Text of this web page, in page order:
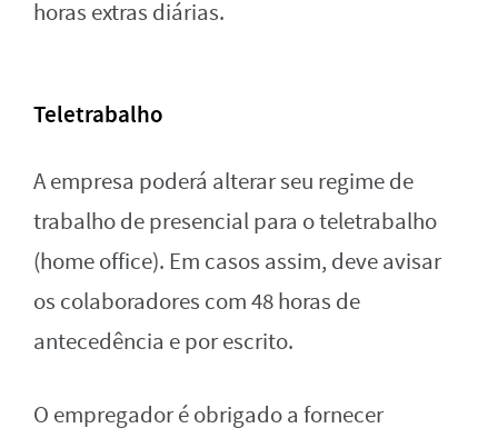
horas extras diárias.
Teletrabalho
A empresa poderá alterar seu regime de
trabalho de presencial para o teletrabalho
(home office). Em casos assim, deve avisar
os colaboradores com 48 horas de
antecedência e por escrito.
O empregador é obrigado a fornecer